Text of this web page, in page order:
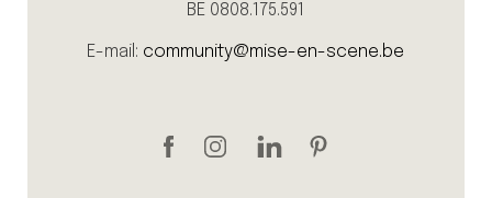
BE 0808.175.591
E-mail: community@mise-en-scene.be